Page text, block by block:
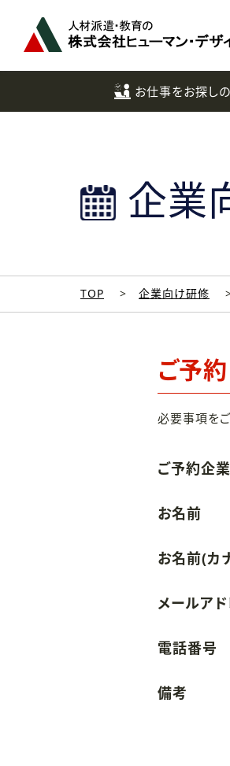
お仕事をお探し
企業
TOP 企業向け研修
ご予
必要事項を
ご予約企
お名前
お名前(カ
メールア
電話番号
備考
へ